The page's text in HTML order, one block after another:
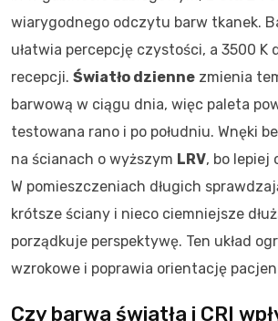
wiarygodnego odczytu barw tkanek.
ułatwia percepcję czystości, a 3500 K
recepcji. Światło dzienne zmienia
barwową w ciągu dnia, więc paleta
testowana rano i po południu. Wnęki
na ścianach o wyższym LRV, bo lepiej
W pomieszczeniach długich
krótsze ściany i nieco ciemniejsze
porządkuje perspektywę. Ten układ
wzrokowe i poprawia orientację
Czy barwa światła i CRI